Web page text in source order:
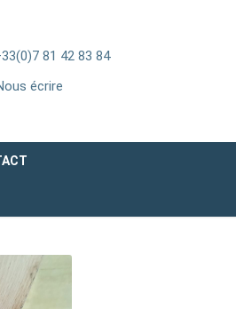
81 42 83 84
écrire